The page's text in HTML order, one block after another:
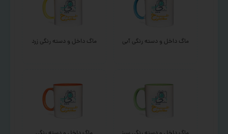
ماگ داخل و دسته رنگی آبی ماگ داخل و دسته رنگی زرد